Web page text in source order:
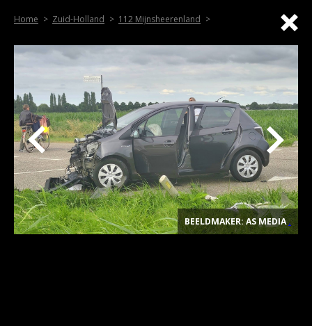
Home Zuid-Holland 112 Mijnsheerenland
BEELDMAKER: AS MEDIA.